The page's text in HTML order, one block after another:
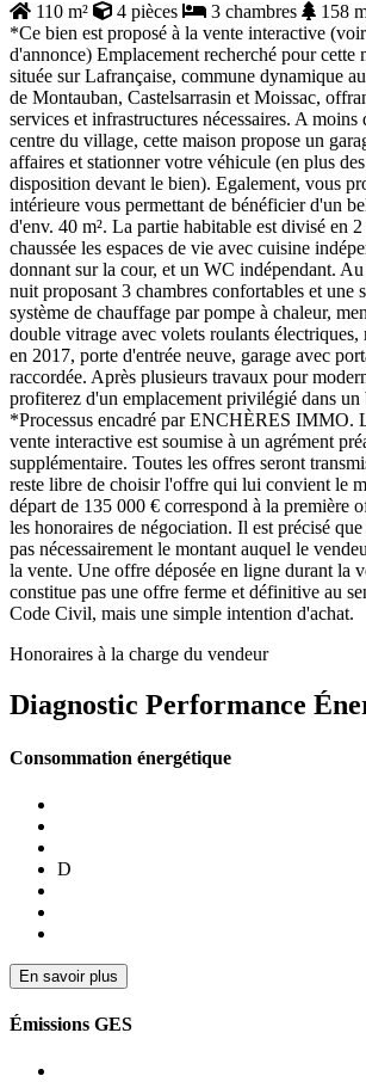
110 m² 4 pièces 3 chambres
158
*Ce bien est proposé à la vente interactive
d'annonce) Emplacement recherché pour cette
située sur Lafrançaise, commune dynamique
de Montauban, Castelsarrasin et Moissac,
services et infrastructures nécessaires. A
centre du village, cette maison propose un
affaires et stationner votre véhicule (en plus
disposition devant le bien). Egalement, vous
intérieure vous permettant de bénéficier d'un
d'env. 40 m². La partie habitable est divisé en
chaussée les espaces de vie avec cuisine
donnant sur la cour, et un WC indépendant. Au
nuit proposant 3 chambres confortables et une
système de chauffage par pompe à chaleur,
double vitrage avec volets roulants électriques,
en 2017, porte d'entrée neuve, garage avec
raccordée. Après plusieurs travaux pour
profiterez d'un emplacement privilégié dans
*Processus encadré par ENCHÈRES IMMO.
vente interactive est soumise à un agrément
supplémentaire. Toutes les offres seront
reste libre de choisir l'offre qui lui convient le
départ de 135 000 € correspond à la première
les honoraires de négociation. Il est précisé
pas nécessairement le montant auquel le
la vente. Une offre déposée en ligne durant la
constitue pas une offre ferme et définitive au
Code Civil, mais une simple intention d'achat.
Honoraires à la charge du vendeur
Diagnostic Performance
Consommation énergétique
D
En savoir plus
Émissions GES